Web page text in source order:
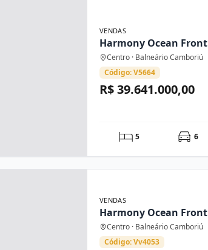
VENDAS
Harmony Ocean Front
Centro · Balneário Camboriú
Código: V5664
R$ 39.641.000,00
5 6
VENDAS
Harmony Ocean Front
Centro · Balneário Camboriú
Código: Vv4053